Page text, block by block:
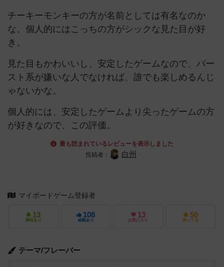
チーキーモンキーの方が名前としては有名なのか
な。個人的にはこっちの方がシックな見た目が好
き。
見た目もかわいいし、安定したゲームなので、バー
スト系が嫌いな人でなければ、誰でも楽しめるんじ
ゃないかな。
個人的には、安定したゲームより尖ったゲームの方
が好きなので、この評価。
最も読まれているレビューを表示しました
投稿者：
白州
マイボードゲーム登録者
13
興味あり
108
経験あり
13
お気に入り
50
持ってる
テーマ/フレーバー